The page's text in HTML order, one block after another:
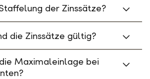
der Zinssätze?
die Zinssätze gültig?
Maximaleinlage bei